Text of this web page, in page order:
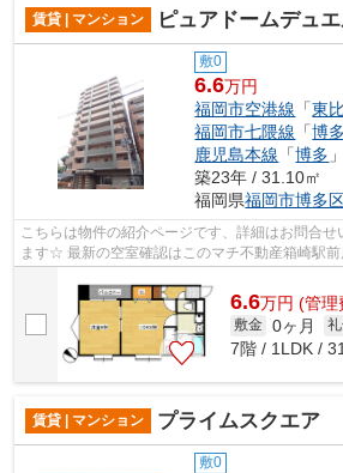
賃貸 | マンション ピュアドームデュ
敷0
6.6万円
福岡市空港線 「東
福岡市七隈線 「博多
鹿児島本線 「博多
築23年 / 31.10㎡
福岡県福岡市博多
こちらは物件の紹介ページです、詳細はお問合せ
ます☆ 最新の空室確認はこのマチ不動産箱崎駅
6.6万円 (管理
敷金 0ヶ月
7階 / 1LDK /
賃貸 | マンション プライムスクエア
敷0